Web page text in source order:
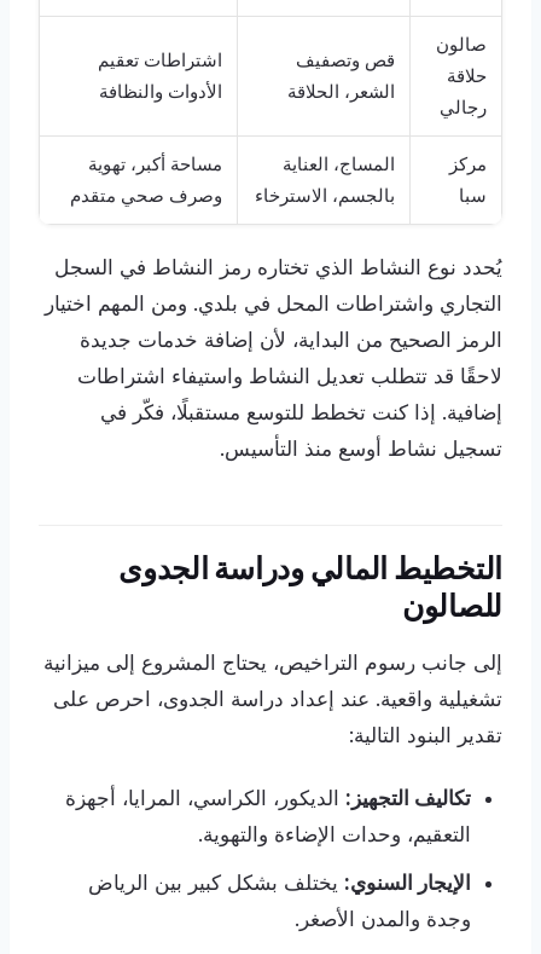
صالون
حلاقة
رجالي
قص وتصفيف
الشعر، الحلاقة
اشتراطات تعقيم
الأدوات والنظافة
مركز
سبا
المساج، العناية
بالجسم، الاسترخاء
مساحة أكبر، تهوية
وصرف صحي متقدم
يُحدد نوع النشاط الذي تختاره رمز النشاط في السجل
التجاري واشتراطات المحل في بلدي. ومن المهم اختيار
الرمز الصحيح من البداية، لأن إضافة خدمات جديدة
لاحقًا قد تتطلب تعديل النشاط واستيفاء اشتراطات
إضافية. إذا كنت تخطط للتوسع مستقبلًا، فكّر في
تسجيل نشاط أوسع منذ التأسيس.
التخطيط المالي ودراسة الجدوى
للصالون
إلى جانب رسوم التراخيص، يحتاج المشروع إلى ميزانية
تشغيلية واقعية. عند إعداد دراسة الجدوى، احرص على
تقدير البنود التالية:
تكاليف التجهيز: الديكور، الكراسي، المرايا، أجهزة
التعقيم، وحدات الإضاءة والتهوية.
الإيجار السنوي: يختلف بشكل كبير بين الرياض
وجدة والمدن الأصغر.